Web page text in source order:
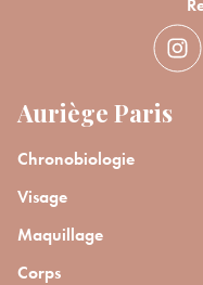
Auriège Paris
Chronobiologie
Visage
Maquillage
Corps